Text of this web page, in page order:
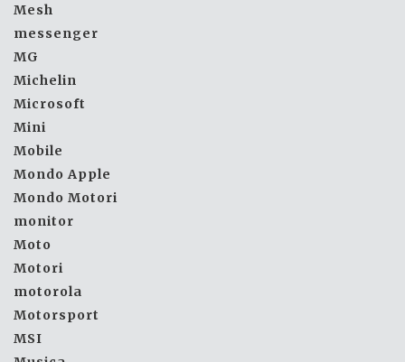
Mesh
messenger
MG
Michelin
Microsoft
Mini
Mobile
Mondo Apple
Mondo Motori
monitor
Moto
Motori
motorola
Motorsport
MSI